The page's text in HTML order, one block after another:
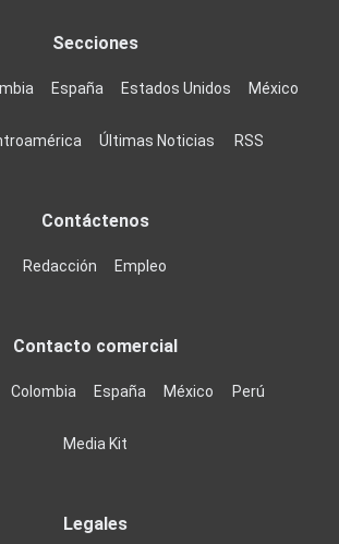
Secciones
España Estados Unidos México
Últimas Noticias RSS
Contáctenos
Redacción Empleo
Contacto comercial
Colombia España México Perú
Media Kit
Legales